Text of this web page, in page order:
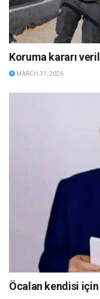
Koruma kararı
MARCH 31, 2026
Öcalan kendisi için